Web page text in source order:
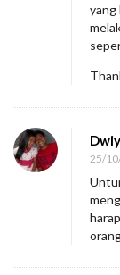
yang
25/